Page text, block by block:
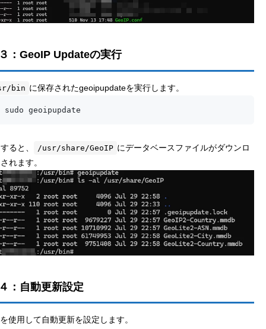
：GeoIP Updateの実行
bin に保存されたgeoipupdateを実行します。
sudo geoipupdate
ると、 /usr/share/GeoIP にデータベースファイルがダウンロ
れます。
：自動更新設定
使用して自動更新を設定します。